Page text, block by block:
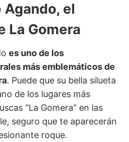
Agando, el
La Gomera
es uno de los
más emblemáticos de
. Puede que su bella silueta
de los lugares más
“La Gomera” en las
seguro que te aparecerán
roque.